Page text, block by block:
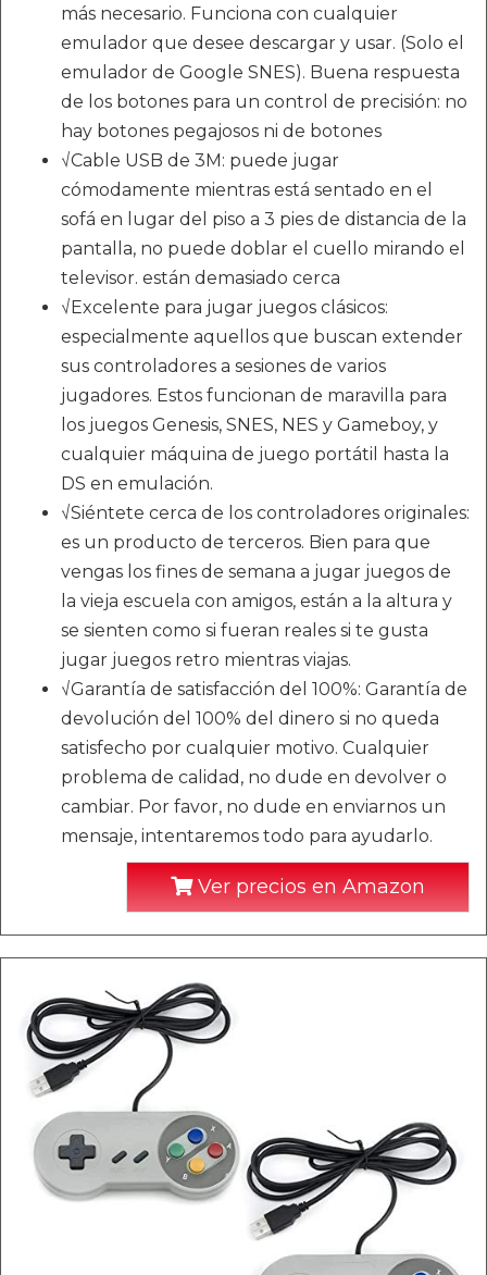
más necesario. Funciona con cualquier
emulador que desee descargar y usar. (Solo el
emulador de Google SNES). Buena respuesta
de los botones para un control de precisión: no
hay botones pegajosos ni de botones
√Cable USB de 3M: puede jugar
cómodamente mientras está sentado en el
sofá en lugar del piso a 3 pies de distancia de la
pantalla, no puede doblar el cuello mirando el
televisor. están demasiado cerca
√Excelente para jugar juegos clásicos:
especialmente aquellos que buscan extender
sus controladores a sesiones de varios
jugadores. Estos funcionan de maravilla para
los juegos Genesis, SNES, NES y Gameboy, y
cualquier máquina de juego portátil hasta la
DS en emulación.
√Siéntete cerca de los controladores originales:
es un producto de terceros. Bien para que
vengas los fines de semana a jugar juegos de
la vieja escuela con amigos, están a la altura y
se sienten como si fueran reales si te gusta
jugar juegos retro mientras viajas.
√Garantía de satisfacción del 100%: Garantía de
devolución del 100% del dinero si no queda
satisfecho por cualquier motivo. Cualquier
problema de calidad, no dude en devolver o
cambiar. Por favor, no dude en enviarnos un
mensaje, intentaremos todo para ayudarlo.
Ver precios en Amazon